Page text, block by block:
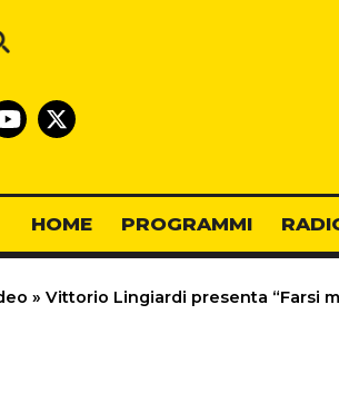
HOME PROGRAMMI
» Vittorio Lingiardi presenta “Farsi